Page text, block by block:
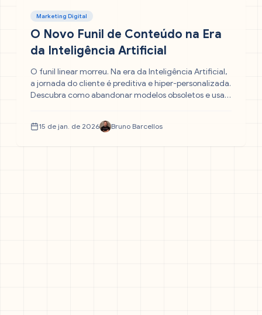
Marketing Digital
O Novo Funil de Conteúdo na Era
da Inteligência Artificial
O funil linear morreu. Na era da Inteligência Artificial,
a jornada do cliente é preditiva e hiper-personalizada.
Descubra como abandonar modelos obsoletos e usar
exato, multiplicando suas conversões em 2026.
15 de jan. de 2026 Bruno Barcellos